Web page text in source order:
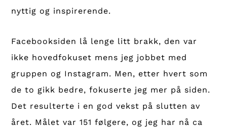
nyttig og inspirerende.
Facebooksiden lå lenge litt brakk, den var
ikke hovedfokuset mens jeg jobbet med
gruppen og Instagram. Men, etter hvert som
de to gikk bedre, fokuserte jeg mer på siden.
Det resulterte i en god vekst på slutten av
året. Målet var 151 følgere, og jeg har nå ca